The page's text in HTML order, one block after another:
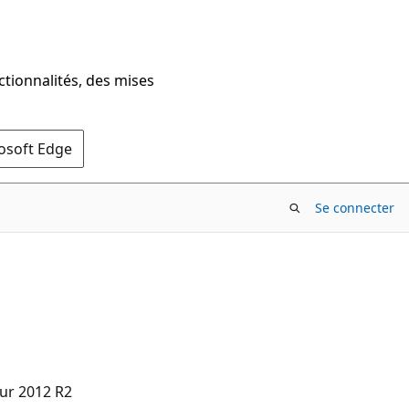
des mises
Edge
Se connecter
2012 R2